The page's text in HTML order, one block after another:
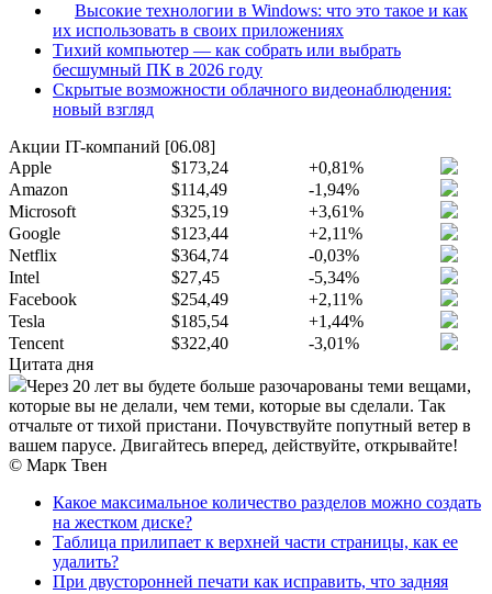
Высокие технологии в Windows: что это такое и как
их использовать в своих приложениях
Тихий компьютер — как собрать или выбрать
бесшумный ПК в 2026 году
Скрытые возможности облачного видеонаблюдения:
новый взгляд
Акции IT-компаний [06.08]
Apple
$173,24
+0,81%
Amazon
$114,49
-1,94%
Microsoft
$325,19
+3,61%
Google
$123,44
+2,11%
Netflix
$364,74
-0,03%
Intel
$27,45
-5,34%
Facebook
$254,49
+2,11%
Tesla
$185,54
+1,44%
Tencent
$322,40
-3,01%
Цитата дня
Через 20 лет вы будете больше разочарованы теми вещами,
которые вы не делали, чем теми, которые вы сделали. Так
отчальте от тихой пристани. Почувствуйте попутный ветер в
вашем парусе. Двигайтесь вперед, действуйте, открывайте!
© Марк Твен
Какое максимальное количество разделов можно создать
на жестком диске?
Таблица прилипает к верхней части страницы, как ее
удалить?
При двусторонней печати как исправить, что задняя